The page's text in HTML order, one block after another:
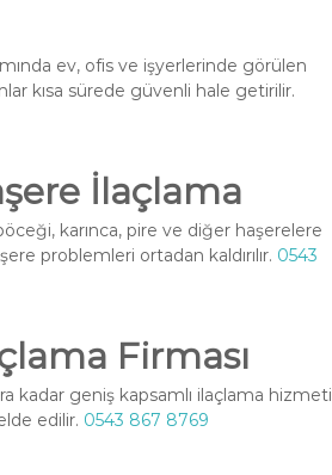
ev, ofis ve işyerlerinde görülen
kısa sürede güvenli hale getirilir.
İlaçlama
karınca, pire ve diğer haşerelere
problemleri ortadan kaldırılır. 0543
Firması
kadar geniş kapsamlı ilaçlama hizmeti
edilir. 0543 867 8769